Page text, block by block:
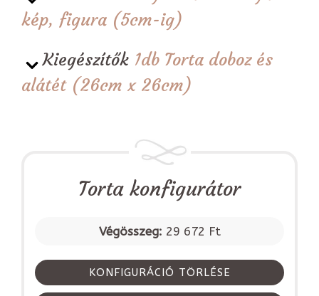
kép, figura (5cm-ig)
Kiegészítők 1db Torta doboz és
alátét (26cm x 26cm)
Torta konfigurátor
Végösszeg: 29 672 Ft
KONFIGURÁCIÓ TÖRLÉSE